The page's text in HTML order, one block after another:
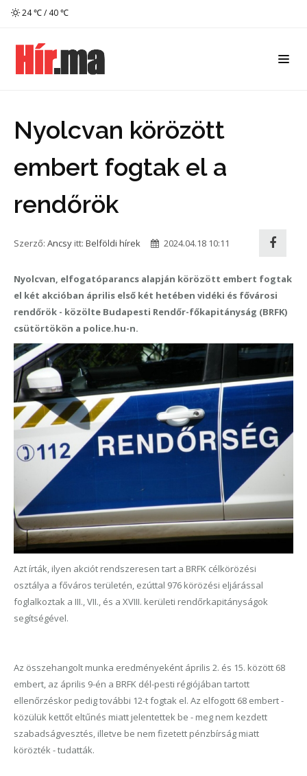
24 ℃ / 40 ℃
Nyolcvan körözött
embert fogtak el a
rendőrök
Szerző: Ancsy itt: Belföldi hírek 2024.04.18 10:11
Nyolcvan, elfogatóparancs alapján körözött embert fogtak
el két akcióban április első két hetében vidéki és fővárosi
rendőrök - közölte Budapesti Rendőr-főkapitányság (BRFK)
csütörtökön a police.hu-n.
Azt írták, ilyen akciót rendszeresen tart a BRFK célkörözési
osztálya a főváros területén, ezúttal 976 körözési eljárással
foglalkoztak a III., VII., és a XVIII. kerületi rendőrkapitányságok
segítségével.
Az összehangolt munka eredményeként április 2. és 15. között 68
embert, az április 9-én a BRFK dél-pesti régiójában tartott
ellenőrzéskor pedig további 12-t fogtak el. Az elfogott 68 embert -
közülük kettőt eltűnés miatt jelentettek be - meg nem kezdett
szabadságvesztés, illetve be nem fizetett pénzbírság miatt
körözték - tudatták.